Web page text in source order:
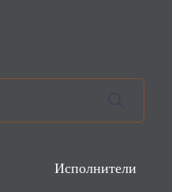
Исполнители